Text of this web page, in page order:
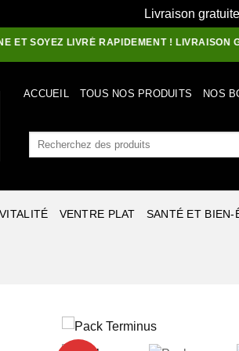
Livraison
LIVRÉ RAPIDEMENT ! LIVRAISON
ACCUEIL TOUS NOS PRODUITS NOS
Recherche
VENTRE PLAT SANTÉ ET BIEN-